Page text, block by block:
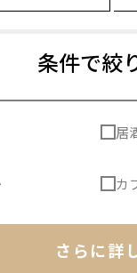
条件で絞
居
カ
さらに詳